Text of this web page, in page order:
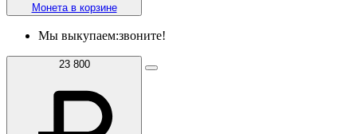
Монета в корзине
Мы выкупаем:звоните!
23 800